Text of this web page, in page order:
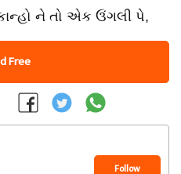
ને તો એક ઉંગલી પે,
Free
Follow